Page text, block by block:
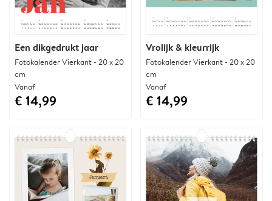
Een dikgedrukt jaar
Fotokalender Vierkant - 20 x 20
cm
Vanaf
€ 14,99
Vrolijk & kleurrijk
Fotokalender Vierkant - 20 x 20
cm
Vanaf
€ 14,99